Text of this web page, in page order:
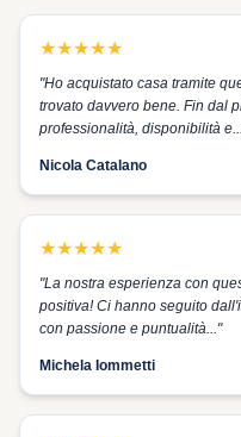
★★★★★
"Ho acquistato casa tramite
trovato davvero bene. Fin dal
professionalità, disponibilità e...
Nicola Catalano
★★★★★
"La nostra esperienza con
positiva! Ci hanno seguito
con passione e puntualità..."
Michela Iommetti